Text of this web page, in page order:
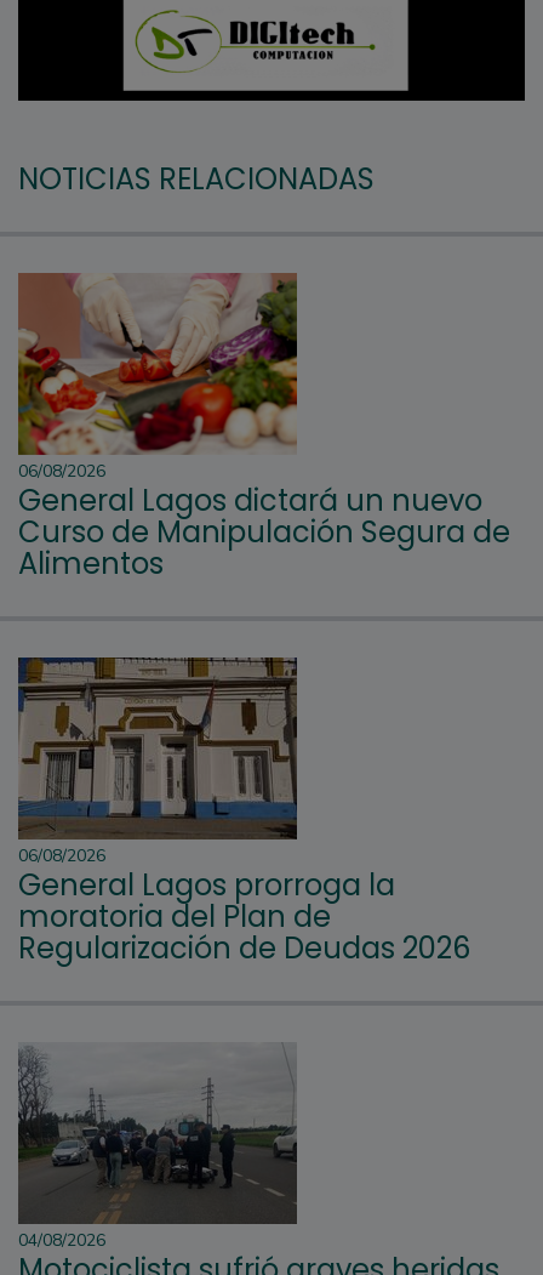
NOTICIAS RELACIONADAS
06/08/2026
General Lagos dictará un nuevo
Curso de Manipulación Segura de
Alimentos
06/08/2026
General Lagos prorroga la
moratoria del Plan de
Regularización de Deudas 2026
04/08/2026